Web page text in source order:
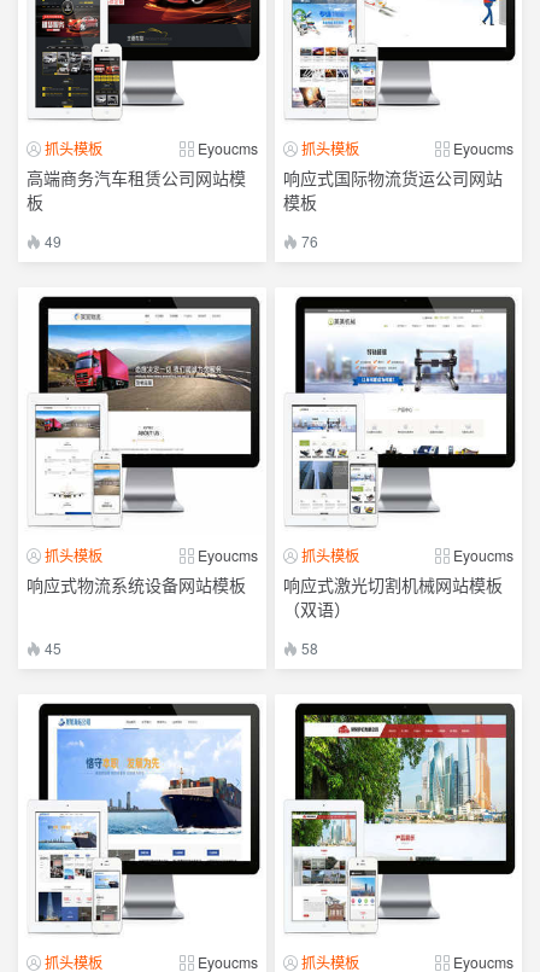
抓头模板 Eyoucms
高端商务汽车租赁公司网站模
板
49
抓头模板 Eyoucms
响应式国际物流货运公司网站
模板
76
抓头模板 Eyoucms
响应式物流系统设备网站模板
45
抓头模板 Eyoucms
响应式激光切割机械网站模板
（双语）
58
抓头模板 Eyoucms 抓头模板 Eyoucms